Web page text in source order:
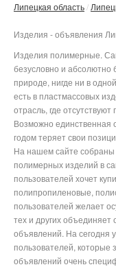
Липецкая область
Изделия - объявления
Изделия полимерные.
безусловно и абсолютно
природе, нигде ни в
есть в пластмассовых
отрасль, где
Возможно единственная
годом теряет свои
На нашем сайте собраны
полимерных изделий в
пользователей хочет
полипропиленовые,
пользователей желает
тех и других
объявлений. На сегодня
пользователей, которые
объявлений очень